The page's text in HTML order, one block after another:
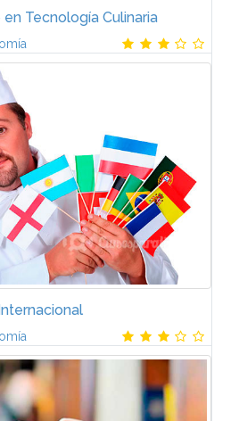
Tecnología Culinaria
de Máster en Tecnología
por cuatro módulos:I.
ProfesionalOperaciones
Cocina Moderna...
Cocina Internacional está
a la cocina
a la cocina internacional.